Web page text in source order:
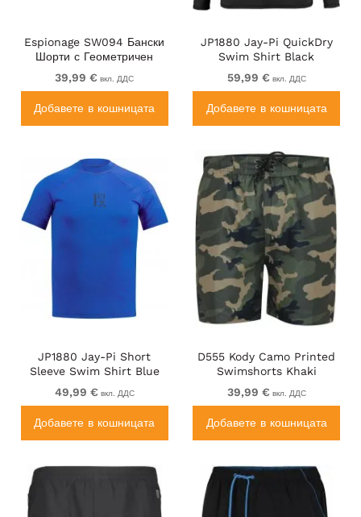
Espionage SW094 Бански
Шорти с Геометричен
Принт Синьо
39,99 € вкл. ДДС
Добавете в кошницата
JP1880 Jay-Pi QuickDry
Swim Shirt Black
59,99 € вкл. ДДС
Добавете в кошницата
JP1880 Jay-Pi Short
Sleeve Swim Shirt Blue
49,99 € вкл. ДДС
Добавете в кошницата
D555 Kody Camo Printed
Swimshorts Khaki
39,99 € вкл. ДДС
Добавете в кошницата